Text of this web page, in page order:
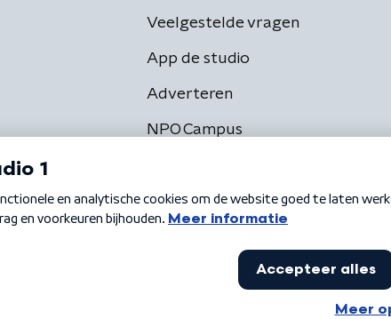
Veelgestelde vragen
App de studio
Adverteren
NPO Campus
Privacybeleid